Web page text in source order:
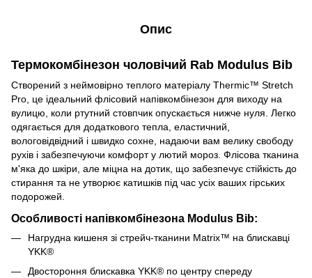
Опис
Термокомбінезон чоловічий Rab Modulus Bib
Створений з неймовірно теплого матеріалу Thermic™ Stretch
Pro, це ідеальний флісовий напівкомбінезон для виходу на
вулицю, коли ртутний стовпчик опускається нижче нуля. Легко
одягається для додаткового тепла, еластичний,
вологовідвідний і швидко сохне, надаючи вам велику свободу
рухів і забезпечуючи комфорт у лютий мороз. Флісова тканина
м'яка до шкіри, але міцна на дотик, що забезпечує стійкість до
стирання та не утворює катишків під час усіх ваших гірських
подорожей.
Особливості напівкомбінезона Modulus Bib:
Нагрудна кишеня зі стрейч-тканини Matrix™ на блискавці
YKK®
Двостороння блискавка YKK® по центру спереду